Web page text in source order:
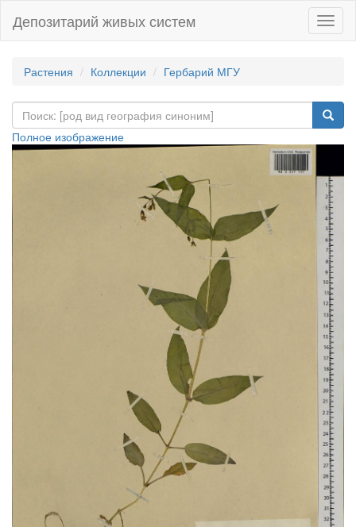
Депозитарий живых систем
Растения Коллекции Гербарий МГУ
Полное изображение